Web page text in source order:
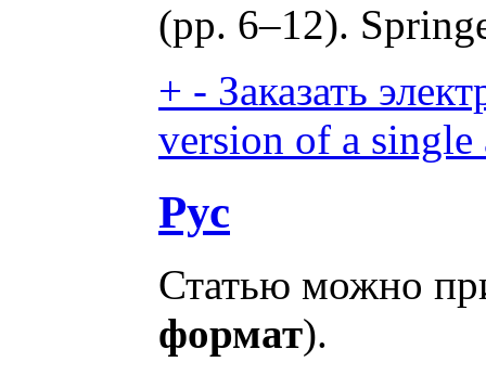
(pp. 6–12).
+ - Заказать
version of a
Рус
Статью можно
формат).